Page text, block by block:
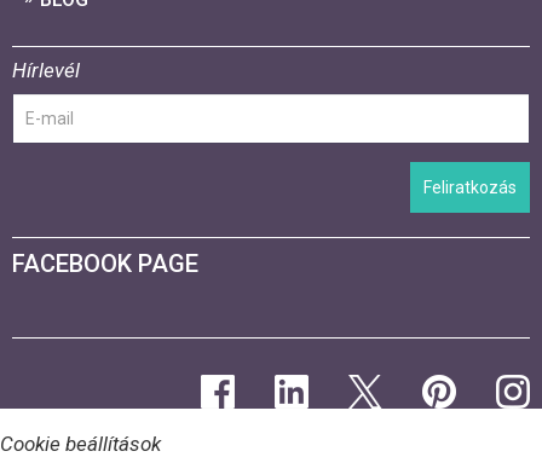
Hírlevél
Feliratkozás
FACEBOOK PAGE
Cookie beállítások